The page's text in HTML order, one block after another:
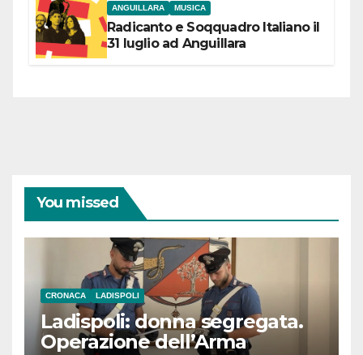
ANGUILLARA MUSICA
Radicanto e Soqquadro Italiano il
31 luglio ad Anguillara
You missed
CRONACA LADISPOLI
Ladispoli: donna segregata.
Operazione dell’Arma